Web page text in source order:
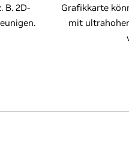
B. 2D-
Grafikkarte
mit